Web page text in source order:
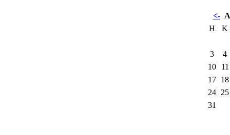
<-
H
K
3
4
10
11
17 18
24 25
31